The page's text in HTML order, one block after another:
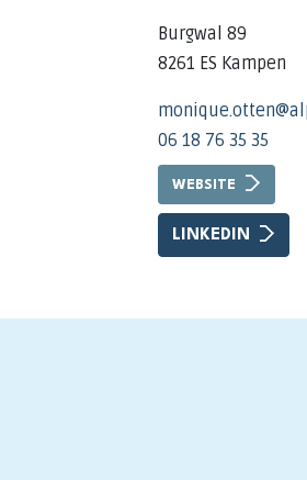
Burgwal 89
8261 ES Kampen
06 18 76 35 35
WEBSITE
LINKEDIN